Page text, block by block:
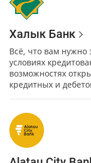
Халык Банк
Всё, что вам нужно
условиях
возможностях
кредитных и